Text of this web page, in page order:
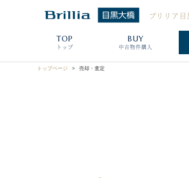
ブリリア目
TOP
トップ
BUY
中古物件購入
トップページ 売却・査定